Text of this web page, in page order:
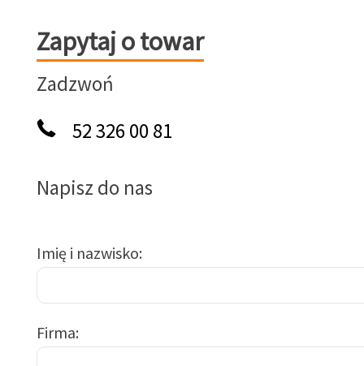
Zapytaj o towar
Zapytaj o towar
Zadzwoń
52 326 00 81
Napisz do nas
Imię i nazwisko
Firma